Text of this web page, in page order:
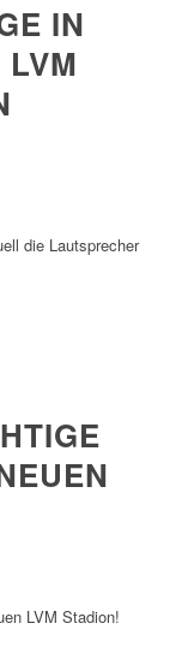
IN
die Lautsprecher
LVM Stadion!